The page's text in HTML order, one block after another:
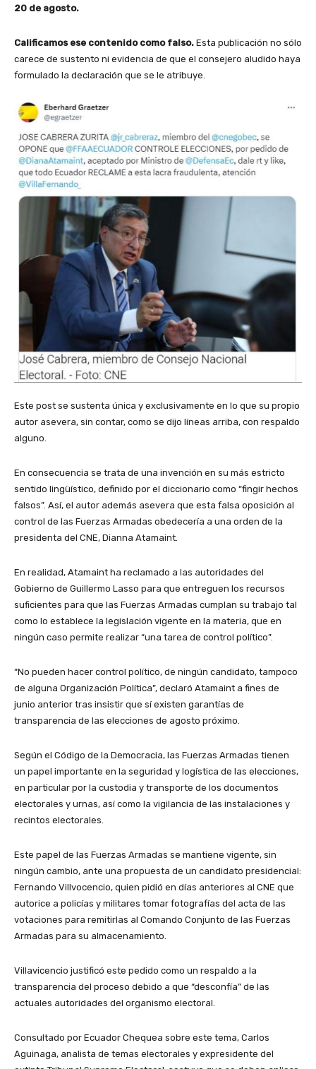
20 de agosto.
Calificamos ese contenido como falso. Esta publicación no sólo
carece de sustento ni evidencia de que el consejero aludido haya
formulado la declaración que se le atribuye.
Este post se sustenta única y exclusivamente en lo que su propio
autor asevera, sin contar, como se dijo líneas arriba, con respaldo
alguno.
En consecuencia se trata de una invención en su más estricto
sentido lingüístico, definido por el diccionario como “fingir hechos
falsos”. Así, el autor además asevera que esta falsa oposición al
control de las Fuerzas Armadas obedecería a una orden de la
presidenta del CNE, Dianna Atamaint.
En realidad, Atamaint ha reclamado a las autoridades del
Gobierno de Guillermo Lasso para que entreguen los recursos
suficientes para que las Fuerzas Armadas cumplan su trabajo tal
como lo establece la legislación vigente en la materia, que en
ningún caso permite realizar “una tarea de control político”.
“No pueden hacer control político, de ningún candidato, tampoco
de alguna Organización Política”, declaró Atamaint a fines de
junio anterior tras insistir que sí existen garantías de
transparencia de las elecciones de agosto próximo.
Según el Código de la Democracia, las Fuerzas Armadas tienen
un papel importante en la seguridad y logística de las elecciones,
en particular por la custodia y transporte de los documentos
electorales y urnas, así como la vigilancia de las instalaciones y
recintos electorales.
Este papel de las Fuerzas Armadas se mantiene vigente, sin
ningún cambio, ante una propuesta de un candidato presidencial:
Fernando Villvocencio, quien pidió en días anteriores al CNE que
autorice a policías y militares tomar fotografías del acta de las
votaciones para remitirlas al Comando Conjunto de las Fuerzas
Armadas para su almacenamiento.
Villavicencio justificó este pedido como un respaldo a la
transparencia del proceso debido a que “desconfía” de las
actuales autoridades del organismo electoral.
Consultado por Ecuador Chequea sobre este tema, Carlos
Aguinaga, analista de temas electorales y expresidente del